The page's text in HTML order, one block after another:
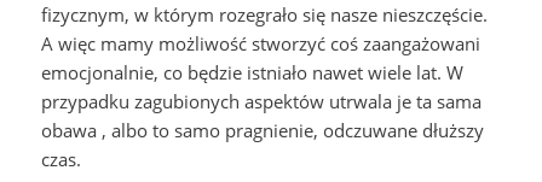
fizycznym, w którym rozegrało się nasze nieszczęście.
A więc mamy możliwość stworzyć coś zaangażowani
emocjonalnie, co będzie istniało nawet wiele lat. W
przypadku zagubionych aspektów utrwala je ta sama
obawa , albo to samo pragnienie, odczuwane dłuższy
czas.